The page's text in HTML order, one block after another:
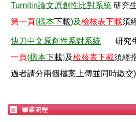
Turnitin論文原創性比對系統 研究
第一頁(樣本下載)及檢核表下載須
快刀中文原創性系對系統 研究
一頁(樣本下載)及檢核表下載須經
過者請分兩個檔案上傳並同時繳交)